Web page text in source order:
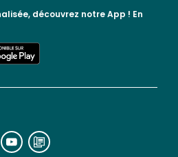
lien vers l'espace réseaux sociaux lien vers le blog la redoute
découvrez notre App ! En